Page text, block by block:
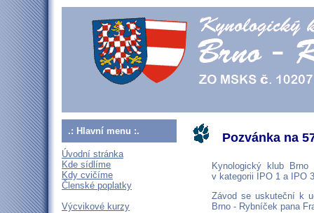
.: Hlavní menu :.
Úvodní stránka
Kde sídlíme
Kdy cvičíme
Členské poplatky
Výcvikové kurzy
Pozvánka na
Kynologický klub
v kategorii IPO 1 a IPO
Závod se uskuteční k
Brno - Rybníček pana